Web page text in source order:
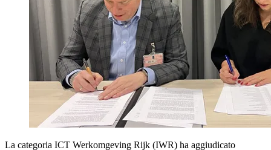
La categoria ICT Werkomgeving Rijk (IWR) ha aggiudicato